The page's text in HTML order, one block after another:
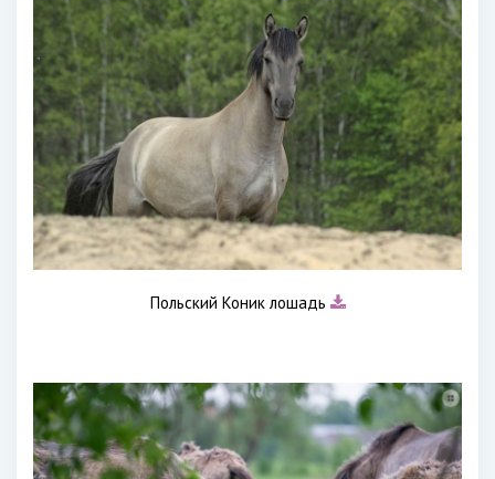
Польский Коник лошадь